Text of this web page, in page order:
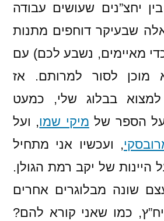
יחצ”נים שעושים עבודה
שבעיקר דוחפים מתנות
מאיימים, נשבע לכם) עם
מוכן לסור למרותם. אז
בבלוג שלי, כמעט
הספר של מיקי שמו, ועל
, ועכשיו אני מתחיל
היינות של יקב רמת הגולן.
שונה מבלוגרים אחרים
כמו שאני קורא להם?